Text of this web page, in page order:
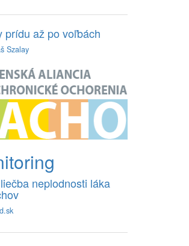
prídu až po voľbách
Szalay
neplodnosti láka